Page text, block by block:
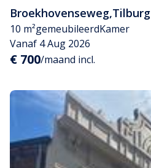
Broekhovenseweg,Tilburg
10 m²gemeubileerdKamer
Vanaf 4 Aug 2026
€ 700/maand incl.